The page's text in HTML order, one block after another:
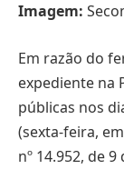
Imagem:
Em razão do
expediente na
públicas nos
(sexta-feira,
nº 14.952, de